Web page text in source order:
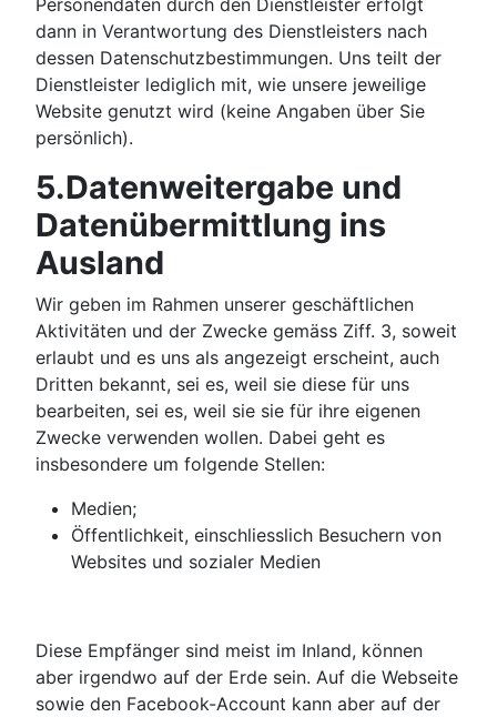
Personendaten durch den Dienstleister erfolgt
dann in Verantwortung des Dienstleisters nach
dessen Datenschutzbestimmungen. Uns teilt der
Dienstleister lediglich mit, wie unsere jeweilige
Website genutzt wird (keine Angaben über Sie
persönlich).
5.Datenweitergabe und
Datenübermittlung ins
Ausland
Wir geben im Rahmen unserer geschäftlichen
Aktivitäten und der Zwecke gemäss Ziff. 3, soweit
erlaubt und es uns als angezeigt erscheint, auch
Dritten bekannt, sei es, weil sie diese für uns
bearbeiten, sei es, weil sie sie für ihre eigenen
Zwecke verwenden wollen. Dabei geht es
insbesondere um folgende Stellen:
Medien;
Öffentlichkeit, einschliesslich Besuchern von
Websites und sozialer Medien
Diese Empfänger sind meist im Inland, können
aber irgendwo auf der Erde sein. Auf die Webseite
sowie den Facebook-Account kann aber auf der